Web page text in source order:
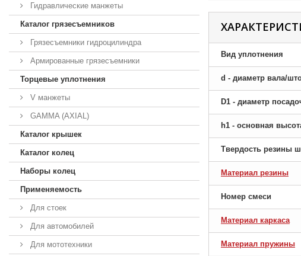
Гидравлические манжеты
Каталог грязесъемников
Грязесъемники гидроцилиндра
Армированные грязесъемники
Торцевые уплотнения
V манжеты
GAMMA (AXIAL)
Каталог крышек
Каталог колец
Наборы колец
Применяемость
Для стоек
Для автомобилей
Для мототехники
Вид уплотнения
d - диаметр вала/
D1 - диаметр
h1 - основная
Твердость резины
Материал резины
Номер смеси
Материал каркаса
Материал пружины